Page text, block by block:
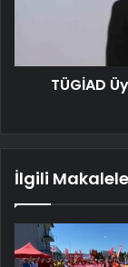
TÜGİAD
İlgili